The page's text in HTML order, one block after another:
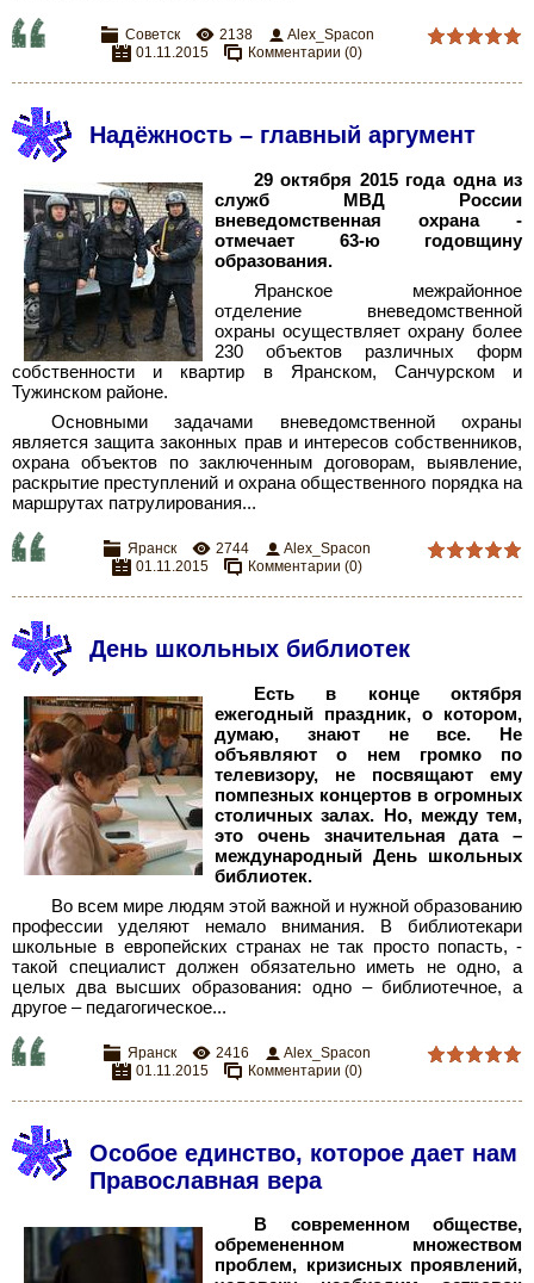
Советск 2138
Alex_Spacon
01.11.2015
Комментарии (0)
Надёжность – главный аргумент
29 октября 2015 года одна из
служб МВД России
вневедомственная охрана -
отмечает 63-ю годовщину
образования.
Яранское межрайонное
отделение вневедомственной
охраны осуществляет охрану более
230
объектов различных форм
собственности и квартир в Яранском, Санчурском и
Тужинском районе.
Основными задачами вневедомственной охраны
является защита законных прав и интересов собственников,
охрана объектов по заключенным договорам, выявление,
раскрытие преступлений и охрана общественного порядка на
маршрутах патрулирования...
Яранск 2744
Alex_Spacon
01.11.2015
Комментарии (0)
День школьных библиотек
Есть в конце октября
ежегодный праздник, о котором,
думаю, знают не все. Не
объявляют о нем громко по
телевизору, не посвящают ему
помпезных концертов в огромных
столичных залах. Но, между тем,
это очень значительная дата –
международный День школьных
библиотек.
Во всем мире людям этой важной и нужной образованию
профессии уделяют немало внимания. В библиотекари
школьные в европейских странах не так просто попасть, -
такой специалист должен обязательно иметь не одно, а
целых два высших образования: одно – библиотечное, а
другое – педагогическое...
Яранск 2416
Alex_Spacon
01.11.2015
Комментарии (0)
Особое единство, которое дает нам
Православная вера
В современном обществе,
обремененном множеством
проблем, кризисных проявлений,